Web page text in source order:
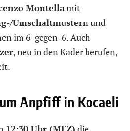
Montellamit
Umschaltmusternund
im 6-gegen-6. Auch
, neu in den Kader berufen,
Anpfiff in Kocaeli
12:30 Uhr (MEZ) die